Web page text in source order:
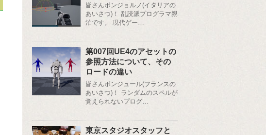
皆さんボンジョルノ(イタリアの
あいさつ)！ 乱読派プログラマ親
泊です。 現代ゲー…
第007回UE4のアセットの
参照方法について、その
ロードの違い
皆さんボンジュール(フランスの
あいさつ)！ ランダムのスペルが
覚えられないプログ…
東京スタジオスタッフと